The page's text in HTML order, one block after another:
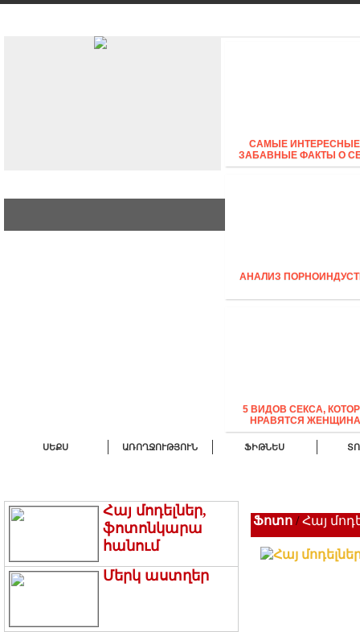
САМЫЕ
ЗАБАВНЫЕ ФАКТЫ О
АНАЛИЗ
5 ВИДОВ СЕКСА,
НРАВЯТСЯ
ՍԵՔՍ ԱՌՈՂՋՈՒԹՅՈՒՆ ՖԻԹՆԵՍ
Հայ մոդելներ,
ֆոտոնկարա
հանում
Մերկ աստղեր
Ֆոտո /Հայ